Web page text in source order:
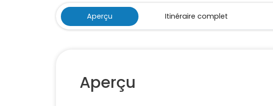
Aperçu Itinéraire complet
Aperçu